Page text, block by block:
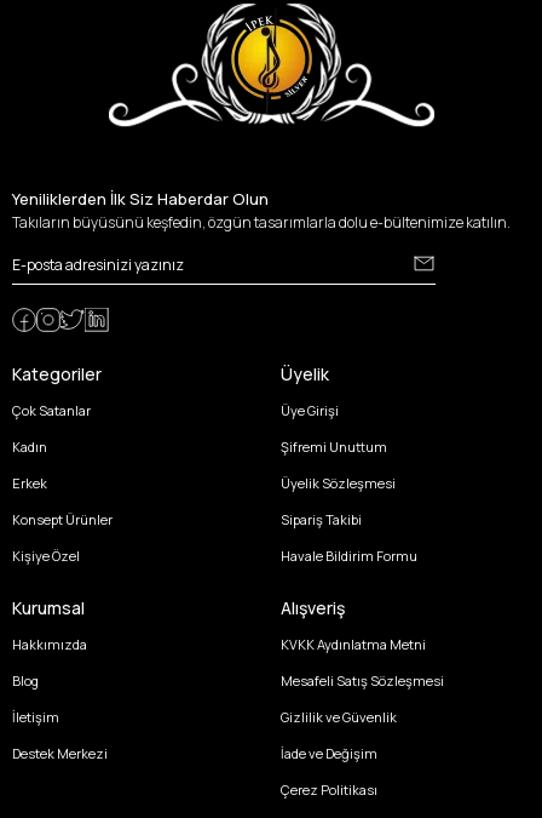
Yeniliklerden İlk Siz Haberdar Olun
Takıların büyüsünü keşfedin, özgün tasarımlarla dolu e-bültenimize katılın.
Kategoriler
Çok Satanlar
Kadın
Erkek
Konsept Ürünler
Kişiye Özel
Üyelik
Üye Girişi
Şifremi Unuttum
Üyelik Sözleşmesi
Sipariş Takibi
Havale Bildirim Formu
Kurumsal
Hakkımızda
Blog
İletişim
Destek Merkezi
Alışveriş
KVKK Aydınlatma Metni
Mesafeli Satış Sözleşmesi
Gizlilik ve Güvenlik
İade ve Değişim
Çerez Politikası